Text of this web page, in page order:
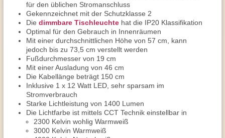
für den üblichen Stromanschluss
Gekennzeichnet mit der Schutzklasse 2
Die dimmbare Tischleuchte hat die IP20 Klassifikation
Optimal für den Gebrauch in Innenräumen
Mit einer durchschnittlichen Höhe von 57 cm, kann
jedoch bis zu 73,5 cm verstellt werden
Fußdurchmesser von 19 cm
Mit einer Ausladung von 46 cm
Die Kabellänge beträgt 150 cm
Inklusive 1 x 12 Watt LED, sehr sparsam im
Stromverbrauch
Starke Lichtleistung von 1400 Lumen
Die Lichtfarbe ist mittels CCT Technik einstellbar in
2300 Kelvin wohlig Warmweiß
3000 Kelvin Warmweiß